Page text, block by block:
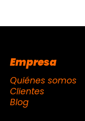
Empresa
Quiénes somos
Clientes
Blog